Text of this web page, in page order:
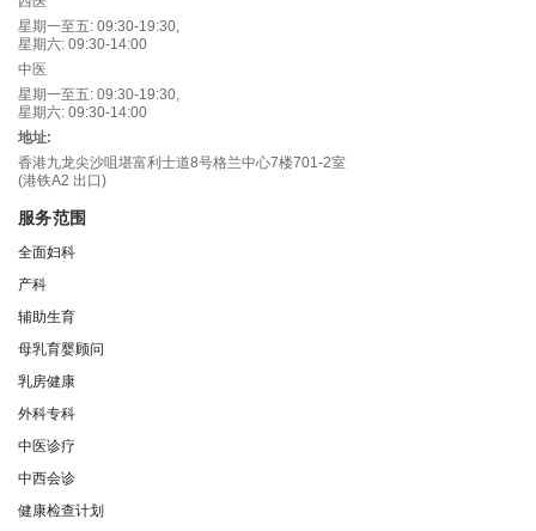
星期一至五: 09:30-19:30,
星期六: 09:30-14:00
中医
星期一至五: 09:30-19:30,
星期六: 09:30-14:00
地址:
香港九龙尖沙咀堪富利士道8号格兰中心7楼701-2室
(港铁A2 出口)
服务范围
全面妇科
产科
辅助生育
母乳育婴顾问
乳房健康
外科专科
中医诊疗
中西会诊
健康检查计划